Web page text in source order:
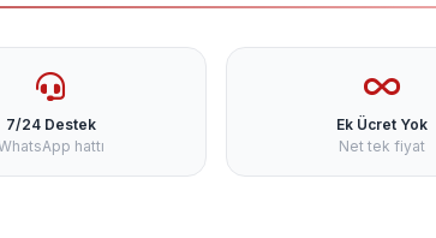
7/24 Destek
hattı
Ek Ücret Yok
Net tek fiyat